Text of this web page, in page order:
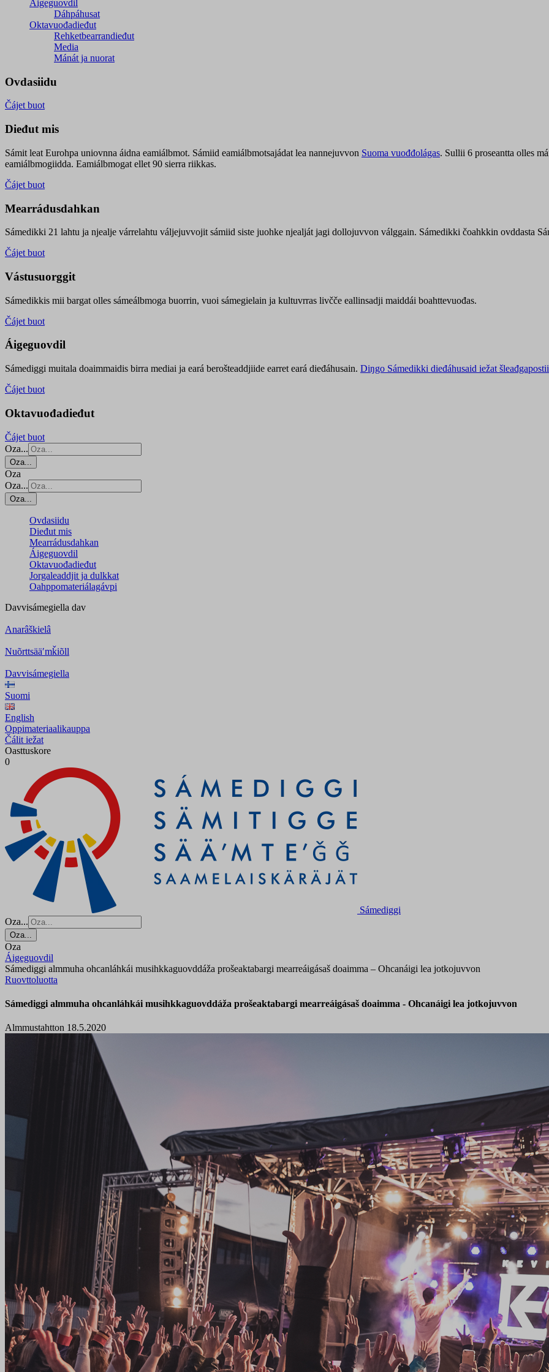
Áigeguovdil
Dáhpáhusat
Oktavuođadieđut
Rehketbearrandieđut
Media
Mánát ja nuorat
Ovdasiidu
Čájet buot
Dieđut mis
Sámit leat Eurohpa uniovnna áidna eamiálbmot. Sámiid eamiálbmotsajádat lea nannejuvvon Suoma vuođđolágas. Sullii 6 proseantta olles
eamiálbmogiidda. Eamiálbmogat ellet 90 sierra riikkas.
Čájet buot
Mearrádusdahkan
Sámedikki 21 lahtu ja njealje várrelahtu váljejuvvojit sámiid siste juohke njealját jagi dollojuvvon válggain. Sámedikki čoahkkin ovddasta
Čájet buot
Vástusuorggit
Sámedikkis mii bargat olles sámeálbmoga buorrin, vuoi sámegielain ja kultuvrras livčče eallinsadji maiddái boahttevuođas.
Čájet buot
Áigeguovdil
Sámediggi muitala doaimmaidis birra mediai ja eará berošteaddjiide earret eará dieđáhusain. Diŋgo Sámedikki dieđáhusaid iežat šleađgapostii
Čájet buot
Oktavuođadieđut
Čájet buot
Oza...
Oza...
Oza
Oza...
Oza...
Ovdasiidu
Dieđut mis
Mearrádusdahkan
Áigeguovdil
Oktavuođadieđut
Jorgaleaddjit ja dulkkat
Oahppomateriálagávpi
Davvisámegiella dav
Anarâškielâ
Nuõrttsääʹmǩiõll
Davvisámegiella
Suomi
English
Oppimateriaalikauppa
Čálit iežat
Oasttuskore
0
Sámediggi
Oza...
Oza...
Oza
Áigeguovdil
Sámediggi almmuha ohcanláhkái musihkkaguovddáža prošeaktabargi mearreáigásaš doaimma – Ohcanáigi lea jotkojuvvon
Ruovttoluotta
Sámediggi almmuha ohcanláhkái musihkkaguovddáža prošeaktabargi mearreáigásaš doaimma - Ohcanáigi lea jotkojuvvon
Almmustahtton 18.5.2020